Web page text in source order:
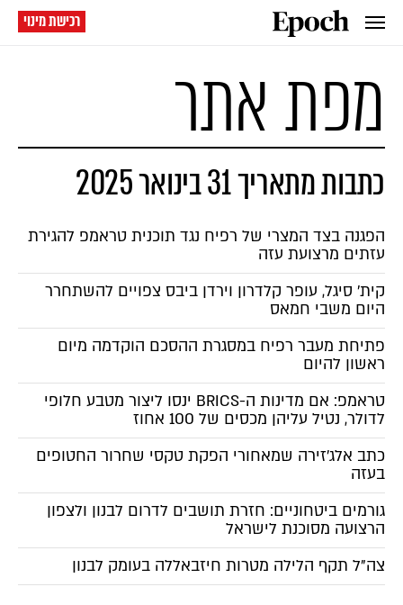
רכישת מינוי
מפת אתר
כתבות מתאריך 31 בינואר 2025
הפגנה בצד המצרי של רפיח נגד תוכנית טראמפ להגירת
עזתים מרצועת עזה
קית' סיגל, עופר קלדרון וירדן ביבס צפויים להשתחרר
היום משבי חמאס
פתיחת מעבר רפיח במסגרת ההסכם הוקדמה מיום
ראשון להיום
טראמפ: אם מדינות ה-BRICS ינסו ליצור מטבע חלופי
לדולר, נטיל עליהן מכסים של 100 אחוז
כתב אלג'זירה שמאחורי הפקת טקסי שחרור החטופים
בעזה
גורמים ביטחוניים: חזרת תושבים לדרום לבנון ולצפון
הרצועה מסוכנת לישראל
צה"ל תקף הלילה מטרות חיזבאללה בעומק לבנון